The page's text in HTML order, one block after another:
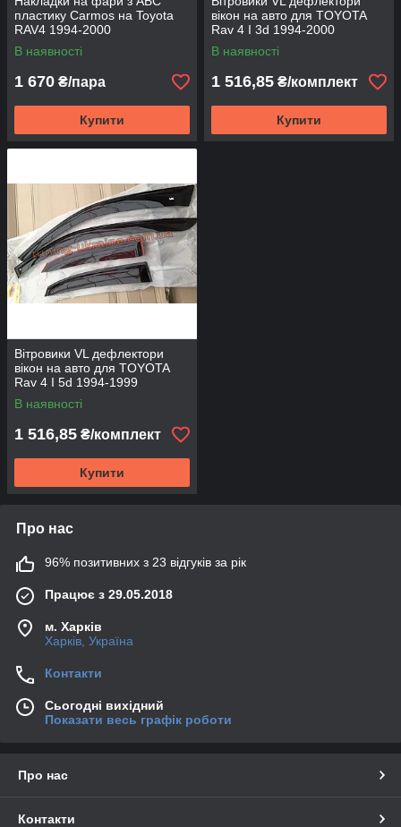
пластику Carmos на Toyota
RAV4 1994-2000
В наявності
1 670 ₴/пара
Купити
вікон на авто для TOYOTA
Rav 4 I 3d 1994-2000
В наявності
1 516,85 ₴/комплект
Купити
Вітровики VL дефлектори
вікон на авто для TOYOTA
Rav 4 I 5d 1994-1999
В наявності
1 516,85 ₴/комплект
Купити
Про нас
96% позитивних з 23 відгуків за рік
Працює з 29.05.2018
м. Харків
Харків, Україна
Контакти
Сьогодні вихідний
Показати весь графік роботи
Про нас
Контакти